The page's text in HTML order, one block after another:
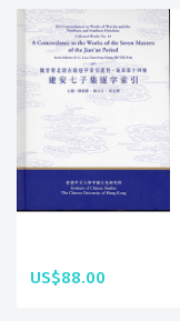
US$88.00